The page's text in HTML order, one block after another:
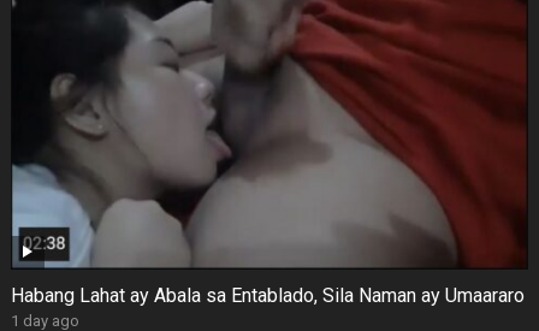
Habang Lahat ay Abala sa Entablado, Sila Naman ay Umaararo
1 day ago